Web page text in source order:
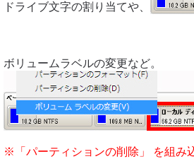
ドライブ文字の割り当てや、
ボリュームラベルの変更など。
※「パーティションの削除」 を組み